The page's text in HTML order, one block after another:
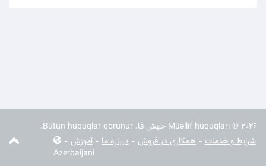
Müəllif hüquqları © 2026 جهش فا. Bütün hüquqlar qorunur.
شرایط و خدمات -همکاری در فروش -درباره ما -آموزش -
Azerbaijani